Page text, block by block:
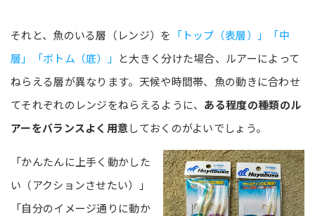
それと、魚のいる層（レンジ）を 「トップ（表層）」「中
層」「ボトム（底）」 と大きく分けた場合、ルアーによって
ねらえる層が異なります。天候や時間帯、魚の動きに合わせ
てそれぞれのレンジをねらえるように、 ある程度の種類のル
アーをバランスよく用意しておくのがよいでしょう。
「かんたんに上手く動かした
い（アクションさせたい）」
「自分のイメージ通りに動か